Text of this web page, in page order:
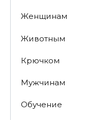
Женщинам
Животным
Крючком
Мужчинам
Обучение